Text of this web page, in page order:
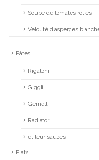
Soupe de tomates rôties
Velouté d’asperges
Pâtes
Rigatoni
Giggli
Gemelli
Radiatori
et leur sauces
Plats